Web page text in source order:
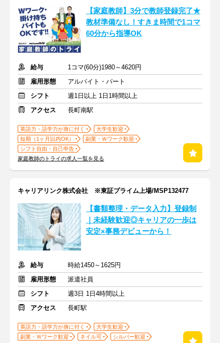
【家庭教師】3分で教師登録完了★
教材準備なし！すきま時間で1コマ
60分から指導OK
給与
1コマ(60分)1980～4620円
雇用形態
アルバイト・パート
シフト
週1日以上 1日1時間以上
アクセス
長町南駅
英語力・語学力が身に付く
大学生歓迎
短期（1ヶ月以内OK）
副業・Ｗワーク歓迎
シフト自由・自己申告
家庭教師のトライの求人一覧を見る
キャリアリンク株式会社 ※東証プライム上場/MSP132477
【書類整理・データ入力】登録制
｜未経験歓迎◎キャリアの一歩は
安定×事務デビューから！
給与
時給1450～1625円
雇用形態
派遣社員
シフト
週3日 1日4時間以上
アクセス
長町駅
英語力・語学力が身に付く
大学生歓迎
副業・Ｗワーク歓迎
ネイル可
シルバー歓迎